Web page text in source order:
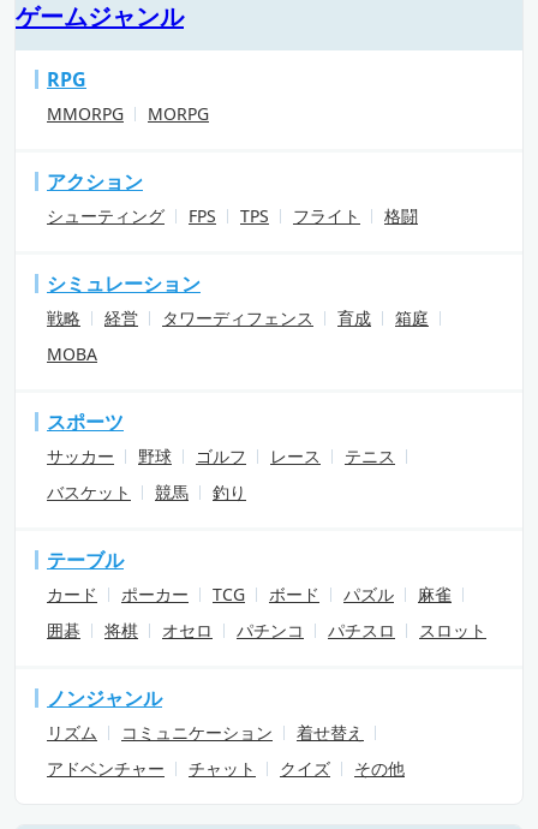
ゲームジャンル
RPG
MMORPG MORPG
アクション
シューティング FPS TPS フライト 格闘
シミュレーション
戦略 経営 タワーディフェンス 育成
箱庭
MOBA
スポーツ
サッカー 野球 ゴルフ レース
テニス
バスケット
競馬 釣り
テーブル
カード ポーカー TCG ボード パズル
麻雀
囲碁
将棋 オセロ パチンコ パチスロ スロット
ノンジャンル
リズム コミュニケーション
着せ替え
アドベンチャー
チャット クイズ その他